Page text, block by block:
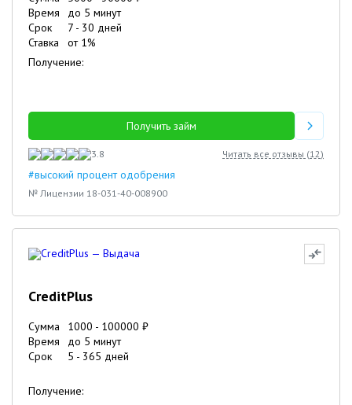
Время
до 5 минут
Срок
7 - 30 дней
Ставка
от 1%
Получение:
Получить займ
3.8 Читать все отзывы (12)
#высокий процент одобрения
№ Лицензии 18-031-40-008900
CreditPlus
Сумма 1000 - 100000 ₽
Время
до 5 минут
Срок
5 - 365 дней
Получение: